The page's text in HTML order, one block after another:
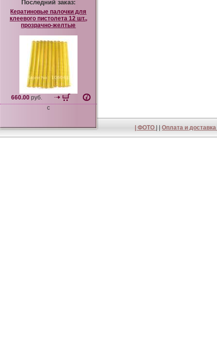
Последний заказ:
Кератиновые палочки для
клеевого пистолета 12 шт.,
прозрачно-желтые
660.00 руб.
c
|ФОТО | |Оплата и